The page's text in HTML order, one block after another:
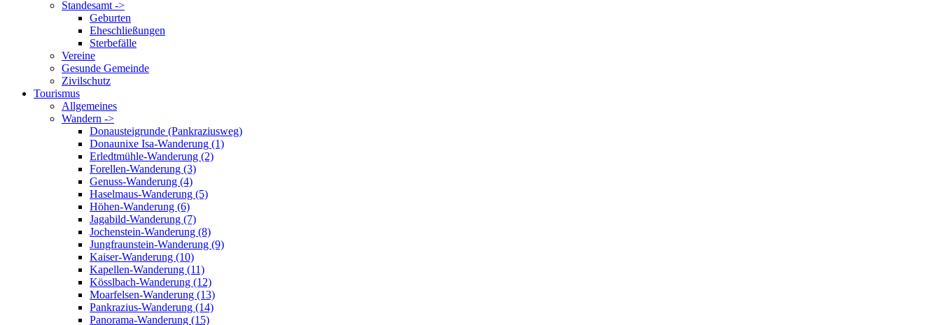
Standesamt ->
Geburten
Eheschließungen
Sterbefälle
Vereine
Gesunde Gemeinde
Zivilschutz
Tourismus
Allgemeines
Wandern ->
Donausteigrunde (Pankraziusweg)
Donaunixe Isa-Wanderung (1)
Erledtmühle-Wanderung (2)
Forellen-Wanderung (3)
Genuss-Wanderung (4)
Haselmaus-Wanderung (5)
Höhen-Wanderung (6)
Jagabild-Wanderung (7)
Jochenstein-Wanderung (8)
Jungfraunstein-Wanderung (9)
Kaiser-Wanderung (10)
Kapellen-Wanderung (11)
Kösslbach-Wanderung (12)
Moarfelsen-Wanderung (13)
Pankrazius-Wanderung (14)
Panorama-Wanderung (15)